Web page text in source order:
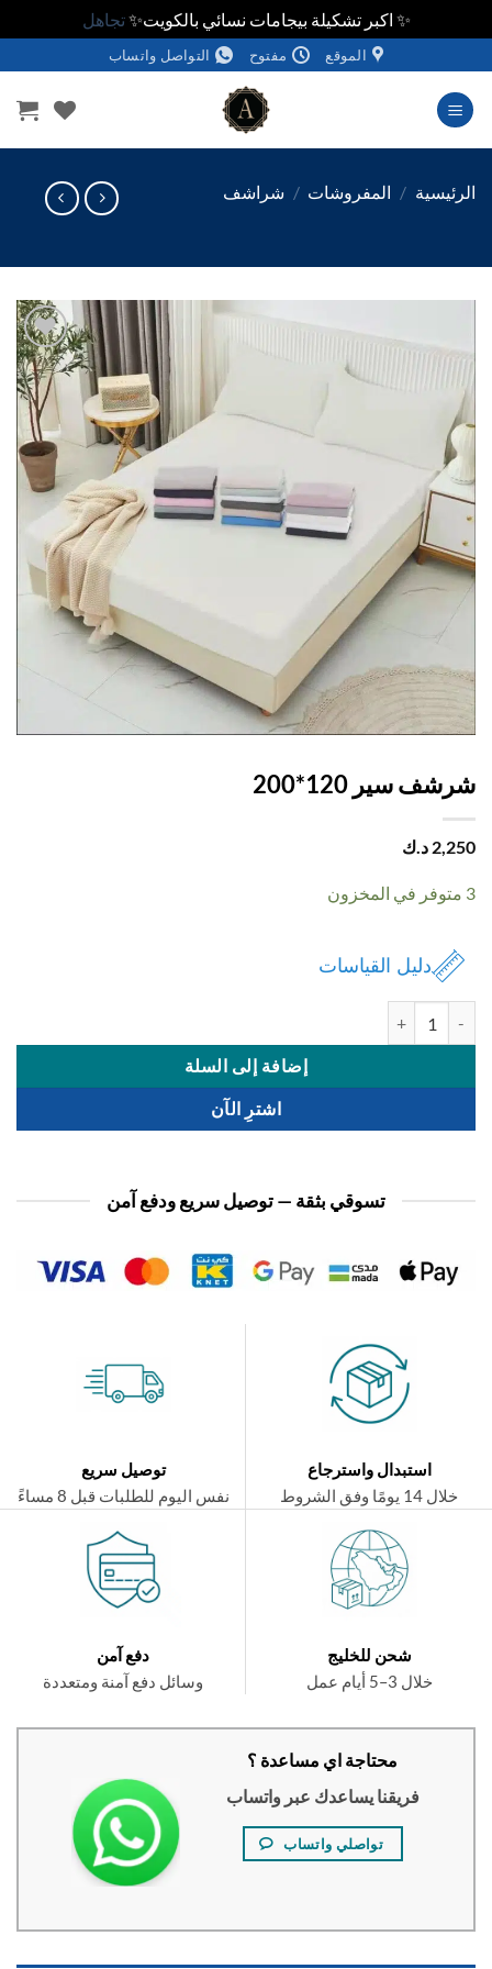
✨ اكبر تشكيلة بيجامات نسائي بالكويت✨تجاهل
الموقع مفتوح التواصل واتساب
/ المفروشات / شراشف
اضف
الي
المفضلة
سير 120*200
د.ك
دليل القياسات
إضافة إلى السلة
اشترِ الآن
تسوقي بثقة — توصيل سريع ودفع آمن
استبدال واسترجاع
توصيل سريع
نفس اليوم للطلبات قبل 8 مساءً
شحن للخليج
دفع آمن
وسائل دفع آمنة ومتعددة
محتاجة اي مساعدة ؟
فريقنا يساعدك عبر واتساب
تواصلي واتساب